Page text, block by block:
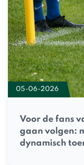
05-06-2026
Voor de fans
gaan volgen:
dynamisch